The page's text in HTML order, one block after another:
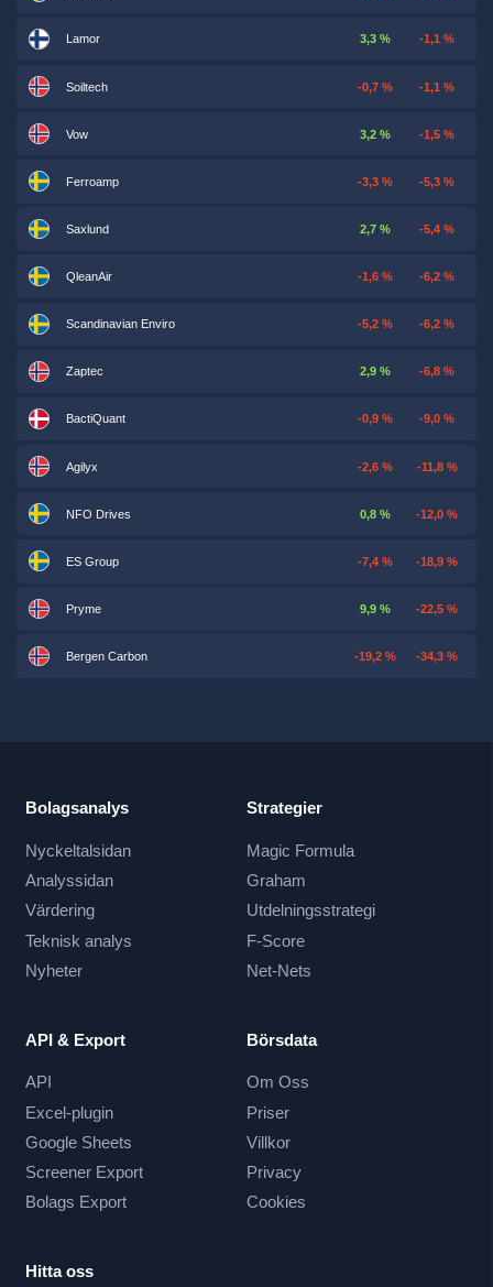
Lamor 3,3 % -1,1 %
Soiltech -0,7 % -1,1 %
Vow 3,2 % -1,5 %
Ferroamp -3,3 % -5,3 %
Saxlund 2,7 % -5,4 %
QleanAir -1,6 % -6,2 %
Scandinavian Enviro -5,2 % -6,2 %
Zaptec 2,9 % -6,8 %
BactiQuant -0,9 % -9,0 %
Agilyx -2,6 % -11,8 %
NFO Drives 0,8 % -12,0 %
ES Group -7,4 % -18,9 %
Pryme 9,9 % -22,5 %
Bergen Carbon -19,2 % -34,3 %
Bolagsanalys
Nyckeltalsidan
Analyssidan
Värdering
Teknisk analys
Nyheter
Strategier
Magic Formula
Graham
Utdelningsstrategi
F-Score
Net-Nets
API & Export
API
Excel-plugin
Google Sheets
Screener Export
Bolags Export
Börsdata
Om Oss
Priser
Villkor
Privacy
Cookies
Hitta oss